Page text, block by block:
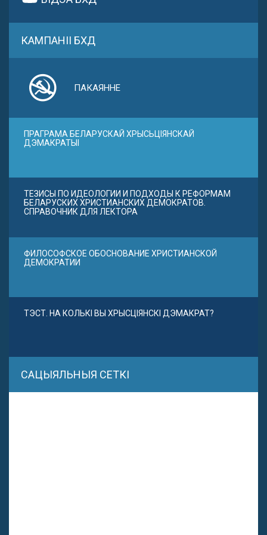
КАМПАНІІ БХД
ПАКАЯННЕ
ПРАГРАМА БЕЛАРУСКАЙ ХРЫСЬЦІЯНСКАЙ
ДЭМАКРАТЫІ
ТЕЗИСЫ ПО ИДЕОЛОГИИ И ПОДХОДЫ К РЕФОРМАМ
БЕЛАРУСКИХ ХРИСТИАНСКИХ ДЕМОКРАТОВ.
СПРАВОЧНИК ДЛЯ ЛЕКТОРА
ФИЛОСОФСКОЕ ОБОСНОВАНИЕ ХРИСТИАНСКОЙ
ДЕМОКРАТИИ
ТЭСТ. НА КОЛЬКІ ВЫ ХРЫСЦІЯНСКІ ДЭМАКРАТ?
САЦЫЯЛЬНЫЯ СЕТКІ